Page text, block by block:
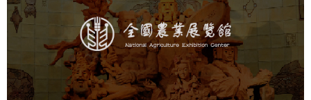
文化艺术 展馆网站建设
博物馆展厅设计
数字博物馆建设
展厅空间设计
企业展厅设计
公司展厅设计
北京展厅设计 产品展厅设计